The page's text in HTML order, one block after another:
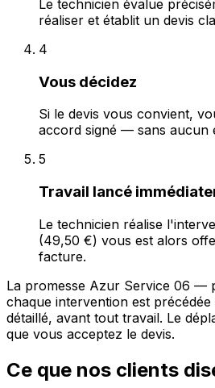
Le technicien évalue
réaliser et établit un devis
4
Vous décidez
Si le devis vous convient,
accord signé — sans aucun
5
Travail lancé
Le technicien réalise
(49,50 €) vous est alors
facture.
La promesse Azur Service 06 —
chaque intervention est
détaillé, avant tout travail. Le
que vous acceptez le devis.
Ce que nos clients